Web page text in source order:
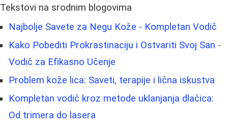
Tekstovi na srodnim blogovima
Najbolje Savete za Negu Kože - Kompletan Vodič
Kako Pobediti Prokrastinaciju i Ostvariti Svoj San -
Vodič za Efikasno Učenje
Problem kože lica: Saveti, terapije i lična iskustva
Kompletan vodič kroz metode uklanjanja dlačica:
Od trimera do lasera